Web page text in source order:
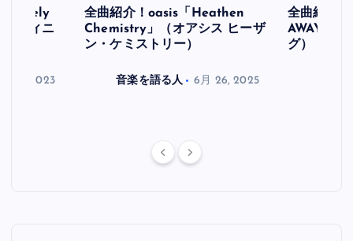
フィニ
30, 2023
全曲紹介！oasis「Heathen
Chemistry」（オアシス ヒーザ
ン・ケミストリー）
音楽を語る人 6月 26, 2025
全曲紹介
AWAY」
グ）